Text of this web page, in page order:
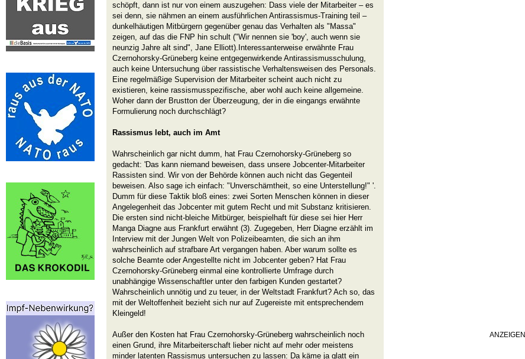
schöpft, dann ist nur von einem auszugehen: Dass viele der Mitarbeiter – es
sei denn, sie nähmen an einem ausführlichen Antirassismus-Training teil –
dunkelhäutigen Mitbürgern gegenüber genau das Verhalten als "Massa"
zeigen, auf das die FNP hin schult ("Wir nennen sie 'boy', auch wenn sie
neunzig Jahre alt sind", Jane Elliott).Interessanterweise erwähnte Frau
Czernohorsky-Grüneberg keine entgegenwirkende Antirassismusschulung,
auch keine Untersuchung über rassistische Verhaltensweisen des Personals.
Eine regelmäßige Supervision der Mitarbeiter scheint auch nicht zu
existieren, keine rassismusspezifische, aber wohl auch keine allgemeine.
Woher dann der Brustton der Überzeugung, der in die eingangs erwähnte
Formulierung noch durchschlägt?
Rassismus lebt, auch im Amt
Wahrscheinlich gar nicht dumm, hat Frau Czernohorsky-Grüneberg so
gedacht: 'Das kann niemand beweisen, dass unsere Jobcenter-Mitarbeiter
Rassisten sind. Wir von der Behörde können auch nicht das Gegenteil
beweisen. Also sage ich einfach: "Unverschämtheit, so eine Unterstellung!" '.
Dumm für diese Taktik bloß eines: zwei Sorten Menschen können in dieser
Angelegenheit das Jobcenter mit gutem Recht und mit Substanz kritisieren.
Die ersten sind nicht-bleiche Mitbürger, beispielhaft für diese sei hier Herr
Manga Diagne aus Frankfurt erwähnt (3). Zugegeben, Herr Diagne erzählt im
Interview mit der Jungen Welt von Polizeibeamten, die sich an ihm
wahrscheinlich auf strafbare Art vergangen haben. Aber warum sollte es
solche Beamte oder Angestellte nicht im Jobcenter geben? Hat Frau
Czernohorsky-Grüneberg einmal eine kontrollierte Umfrage durch
unabhängige Wissenschaftler unter den farbigen Kunden gestartet?
Wahrscheinlich unnötig und zu teuer, in der Weltstadt Frankfurt? Ach so, das
mit der Weltoffenheit bezieht sich nur auf Zugereiste mit entsprechendem
Kleingeld!
Außer den Kosten hat Frau Czernohorsky-Grüneberg wahrscheinlich noch
einen Grund, ihre Mitarbeiterschaft lieber nicht auf mehr oder meistens
minder latenten Rassismus untersuchen zu lassen: Da käme ja glatt ein
ANZEIGEN